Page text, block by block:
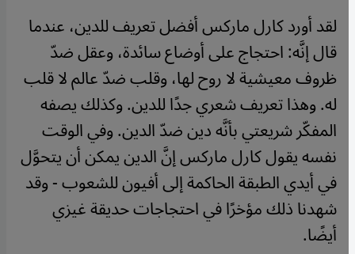
لقد أورد كارل ماركس أفضل تعريف للدين، عندما
قال إنَّه: احتجاج على أوضاع سائدة، وعقل ضدّ
ظروف معيشية لا روح لها، وقلب ضدّ عالم لا قلب
له. وهذا تعريف شعري جدًا للدين. وكذلك يصفه
المفكّر شريعتي بأنَّه دين ضدّ الدين. وفي الوقت
نفسه يقول كارل ماركس إنَّ الدين يمكن أن يتحوَّل
في أيدي الطبقة الحاكمة إلى أفيون للشعوب - وقد
شهدنا ذلك مؤخرًا في احتجاجات حديقة غيزي
أيضًا.